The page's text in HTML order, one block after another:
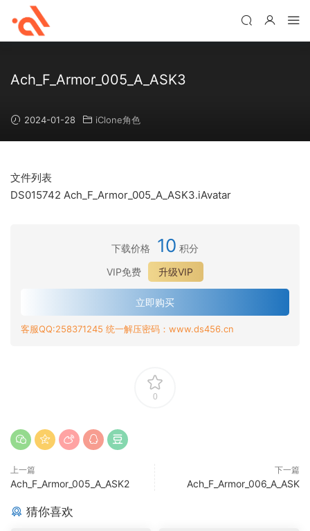
Ach_F_Armor_005_A_ASK3
2024-01-28 iClone角色
文件列表
DS015742 Ach_F_Armor_005_A_ASK3.iAvatar
下载价格 10 积分
VIP免费
升级VIP
立即购买
客服QQ:258371245 统一解压密码：www.ds456.cn
0
上一篇
Ach_F_Armor_005_A_ASK2
下一篇
Ach_F_Armor_006_A_ASK
猜你喜欢